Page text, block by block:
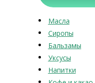
Масла
Сиропы
Бальзамы
Уксусы
Напитки